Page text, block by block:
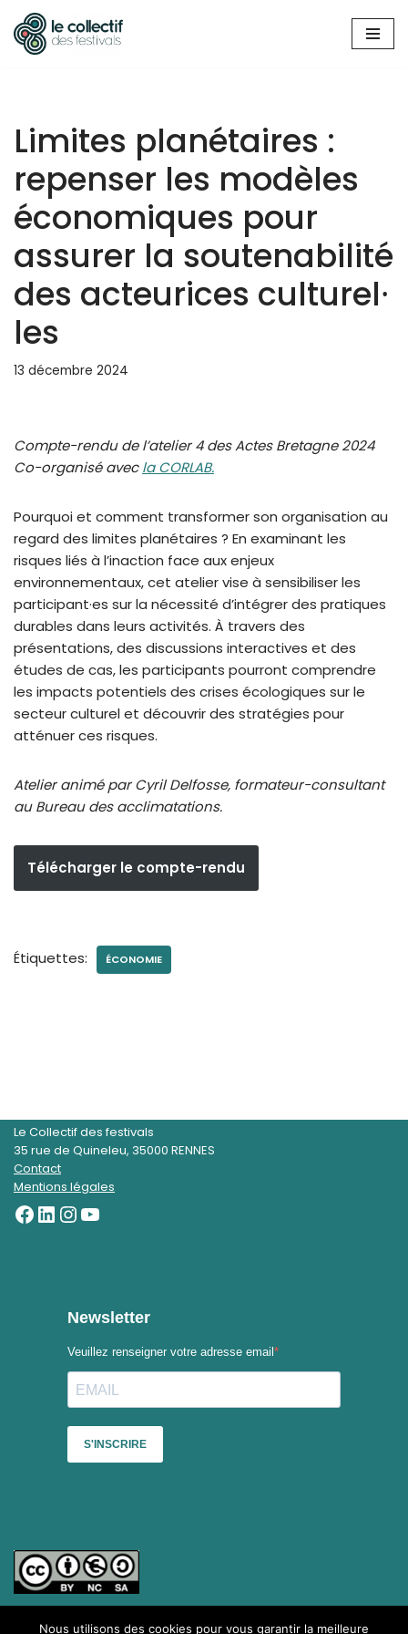
Aller
Limites planétaires :
repenser les modèles
économiques pour
assurer la soutenabilité
des acteurices culturel⸱
les
13 décembre 2024
Compte-rendu de l’atelier 4 des Actes Bretagne 2024
Co-organisé avecla CORLAB.
Pourquoi et comment transformer son organisation au
regard des limites planétaires ? En examinant les
risques liés à l’inaction face aux enjeux
environnementaux, cet atelier vise à sensibiliser les
participant·es sur la nécessité d’intégrer des pratiques
durables dans leurs activités. À travers des
présentations, des discussions interactives et des
études de cas, les participants pourront comprendre
les impacts potentiels des crises écologiques sur le
secteur culturel et découvrir des stratégies pour
atténuer ces risques.
Atelier animé par Cyril Delfosse, formateur-consultant
au Bureau des acclimatations.
Télécharger le compte-rendu
Étiquettes: ÉCONOMIE
Le Collectif des festivals
35 rue de Quineleu, 35000 RENNES
Contact
Mentions légales
Nous utilisons des cookies pour vous garantir la meilleure